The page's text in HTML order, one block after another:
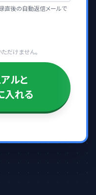
直後の自動返信メールで
だけません。
ルと
入れる